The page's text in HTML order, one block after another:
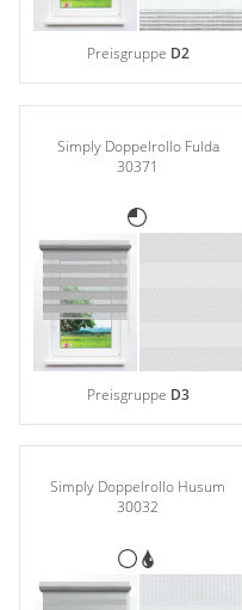
Preisgruppe D2
Simply Doppelrollo Fulda
30371
Preisgruppe D3
Simply Doppelrollo Husum
30032